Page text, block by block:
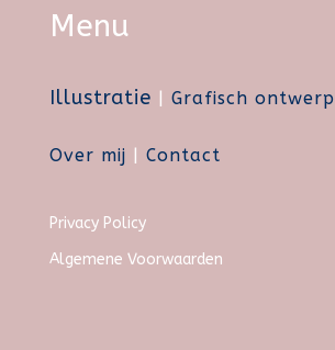
Menu
Illustratie | Grafisch ontwerp
Over mij | Contact
Privacy Policy
Algemene Voorwaarden